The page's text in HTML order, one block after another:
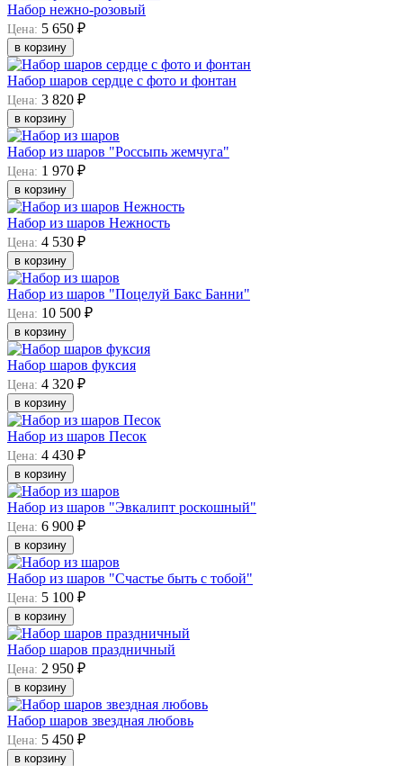
Набор нежно-розовый
Цена: 5 650 ₽
в корзину
Набор шаров сердце с фото и фонтан
Цена: 3 820 ₽
в корзину
Набор из шаров "Россыпь жемчуга"
Цена: 1 970 ₽
в корзину
Набор из шаров Нежность
Цена: 4 530 ₽
в корзину
Набор из шаров "Поцелуй Бакс Банни"
Цена: 10 500 ₽
в корзину
Набор шаров фуксия
Цена: 4 320 ₽
в корзину
Набор из шаров Песок
Цена: 4 430 ₽
в корзину
Набор из шаров "Эвкалипт роскошный"
Цена: 6 900 ₽
в корзину
Набор из шаров "Счастье быть с тобой"
Цена: 5 100 ₽
в корзину
Набор шаров праздничный
Цена: 2 950 ₽
в корзину
Набор шаров звездная любовь
Цена: 5 450 ₽
в корзину